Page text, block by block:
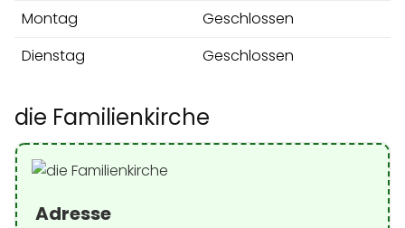
Montag
Geschlossen
Dienstag
Geschlossen
die Familienkirche
Adresse